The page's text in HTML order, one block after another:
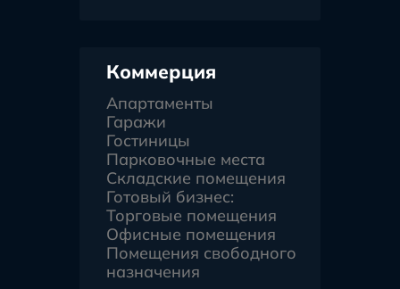
Коммерция
Апартаменты
Гаражи
Гостиницы
Парковочные места
Складские помещения
Готовый бизнес:
Торговые помещения
Офисные помещения
Помещения свободного
назначения